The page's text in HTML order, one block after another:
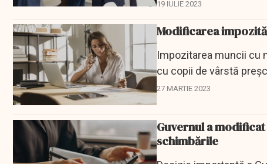
19 IULIE 2023
Modificarea
Impozitarea muncii cu
cu copii de vârstă
27 MARTIE 2023
Guvernul a
schimbările